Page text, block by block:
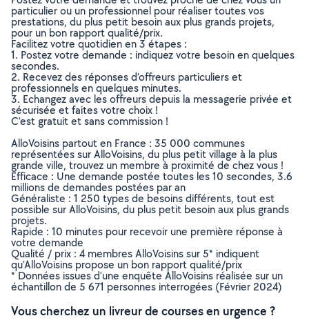
particulier ou un professionnel pour réaliser toutes vos
prestations, du plus petit besoin aux plus grands projets,
pour un bon rapport qualité/prix.
Facilitez votre quotidien en 3 étapes :
1. Postez votre demande : indiquez votre besoin en quelques
secondes.
2. Recevez des réponses d’offreurs particuliers et
professionnels en quelques minutes.
3. Echangez avec les offreurs depuis la messagerie privée et
sécurisée et faites votre choix !
C’est gratuit et sans commission !
AlloVoisins partout en France : 35 000 communes
représentées sur AlloVoisins, du plus petit village à la plus
grande ville, trouvez un membre à proximité de chez vous !
Efficace : Une demande postée toutes les 10 secondes, 3.6
millions de demandes postées par an
Généraliste : 1 250 types de besoins différents, tout est
possible sur AlloVoisins, du plus petit besoin aux plus grands
projets.
Rapide : 10 minutes pour recevoir une première réponse à
votre demande
Qualité / prix : 4 membres AlloVoisins sur 5* indiquent
qu’AlloVoisins propose un bon rapport qualité/prix
* Données issues d’une enquête AlloVoisins réalisée sur un
échantillon de 5 671 personnes interrogées (Février 2024)
Vous cherchez un livreur de courses en urgence ?